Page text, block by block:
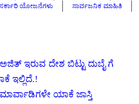
ಯೋಜನೆಗಳು
ಸಾರ್ವಜನಿಕ ಮಾಹಿತಿ
ಇರುವ ದೇಶ ಬಿಟ್ಟು ದುಬೈ ಗೆ
ಇಲ್ಲಿದೆ.!
ಮಾರ್ವಾಡಿಗಳೇ ಯಾಕೆ ಜಾಸ್ತಿ